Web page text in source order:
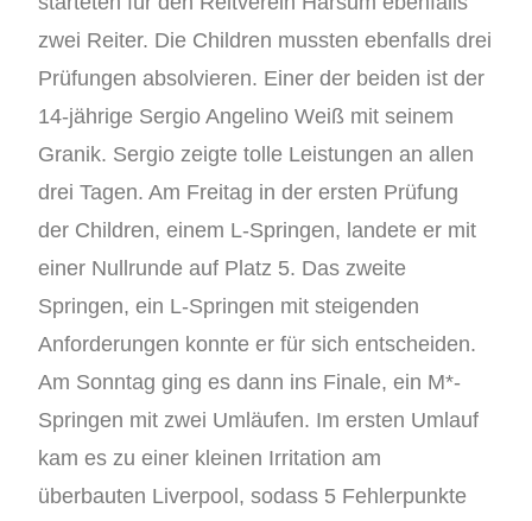
zwei Reiter. Die Children mussten ebenfalls drei
Prüfungen absolvieren. Einer der beiden ist der
14-jährige Sergio Angelino Weiß mit seinem
Granik. Sergio zeigte tolle Leistungen an allen
drei Tagen. Am Freitag in der ersten Prüfung
der Children, einem L-Springen, landete er mit
einer Nullrunde auf Platz 5. Das zweite
Springen, ein L-Springen mit steigenden
Anforderungen konnte er für sich entscheiden.
Am Sonntag ging es dann ins Finale, ein M*-
Springen mit zwei Umläufen. Im ersten Umlauf
kam es zu einer kleinen Irritation am
überbauten Liverpool, sodass 5 Fehlerpunkte